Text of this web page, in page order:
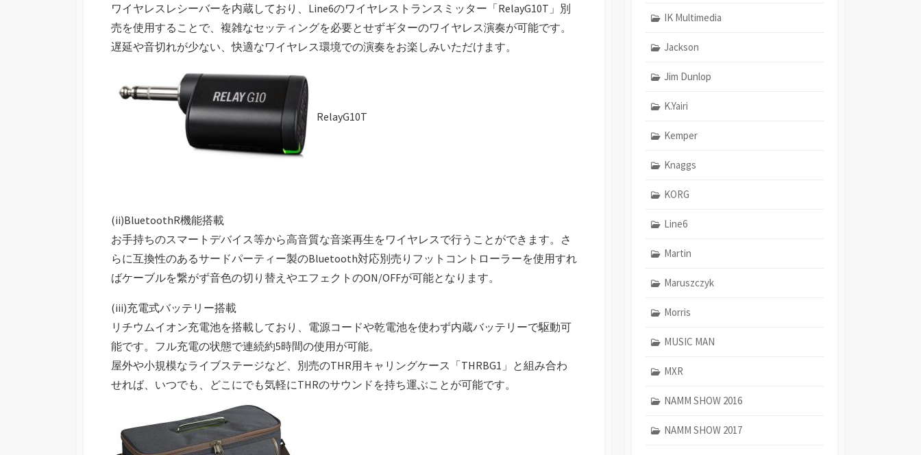
ワイヤレスレシーバーを内蔵しており、Line6のワイヤレストランスミッター「RelayG10T」別
売を使用することで、複雑なセッティングを必要とせずギターのワイヤレス演奏が可能です。
遅延や音切れが少ない、快適なワイヤレス環境での演奏をお楽しみいただけます。
RelayG10T
(ii)BluetoothR機能搭載
お手持ちのスマートデバイス等から高音質な音楽再生をワイヤレスで行うことができます。さ
らに互換性のあるサードパーティー製のBluetooth対応別売りフットコントローラーを使用すれ
ばケーブルを繋がず音色の切り替えやエフェクトのON/OFFが可能となります。
(iii)充電式バッテリー搭載
リチウムイオン充電池を搭載しており、電源コードや乾電池を使わず内蔵バッテリーで駆動可
能です。フル充電の状態で連続約5時間の使用が可能。
屋外や小規模なライブステージなど、別売のTHR用キャリングケース「THRBG1」と組み合わ
せれば、いつでも、どこにでも気軽にTHRのサウンドを持ち運ぶことが可能です。
IK Multimedia
Jackson
Jim Dunlop
K.Yairi
Kemper
Knaggs
KORG
Line6
Martin
Maruszczyk
Morris
MUSIC MAN
MXR
NAMM SHOW 2016
NAMM SHOW 2017